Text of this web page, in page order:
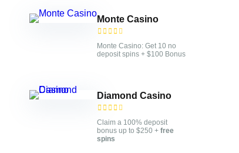
Monte Casino
Monte Casino: Get 10 no
deposit spins + $100 Bonus
Diamond Casino
Claim a 100% deposit
bonus up to $250 + free
spins